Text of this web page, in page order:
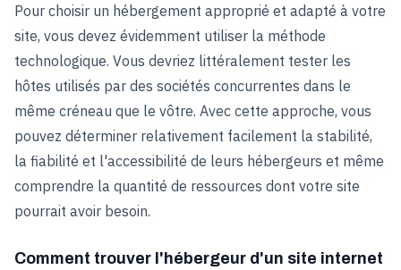
Pour choisir un hébergement approprié et adapté à votre
site, vous devez évidemment utiliser la méthode
technologique. Vous devriez littéralement tester les
hôtes utilisés par des sociétés concurrentes dans le
même créneau que le vôtre. Avec cette approche, vous
pouvez déterminer relativement facilement la stabilité,
la fiabilité et l'accessibilité de leurs hébergeurs et même
comprendre la quantité de ressources dont votre site
pourrait avoir besoin.
Comment trouver l'hébergeur d'un site internet